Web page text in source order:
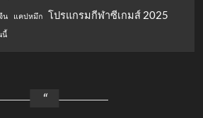
น แคปหมึก โปรแกรมกีฬาซีเกมส์ 2025
นี้